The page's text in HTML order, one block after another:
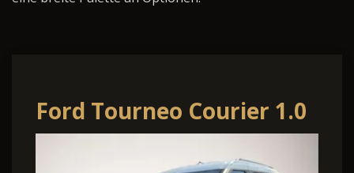
Ford Tourneo Courier 1.0
EcoBoost 125PS Active